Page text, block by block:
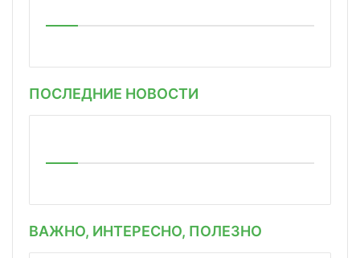
ПОСЛЕДНИЕ НОВОСТИ
ВАЖНО, ИНТЕРЕСНО, ПОЛЕЗНО